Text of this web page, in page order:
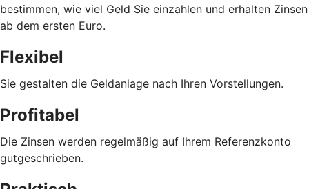
bestimmen, wie viel Geld Sie einzahlen und erhalten Zinsen
ab dem ersten Euro.
Flexibel
Sie gestalten die Geldanlage nach Ihren Vorstellungen.
Profitabel
Die Zinsen werden regelmäßig auf Ihrem Referenzkonto
gutgeschrieben.